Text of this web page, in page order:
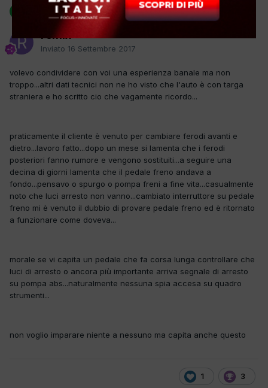
SOLUZIONE
Inviato 16 Settembre 2017
volevo condividere con voi una esperienza banale ma non
troppo...altri dati tecnici non ne ho visto che l'auto è con targa
straniera e ho scritto cio che vagamente ricordo...
praticamente il cliente è venuto per cambiare ferodi avanti e
dietro...lavoro fatto...dopo un mese si lamenta che i ferodi
posteriori fanno rumore e vengono sostituiti...a seguire una
decina di giorni lamenta che il pedale freno andava a
fondo...pensavo o spurgo o pompa freni a fine vita...casualmente
noto che luci arresto non vanno...cambiato interruttore su pedale
freno mi è venuto il dubbio di provare pedale freno ed è ritornato
a funzionare come doveva...
morale se vi capita un pedale che fa corsa lunga controllare che
luci di arresto o ancora più importante arriva segnale di arresto
su pompa abs...naturalmente nessuna spia accesa su quadro
strumenti...
non voglio imparare niente a nessuno ma capita anche questo
1 3